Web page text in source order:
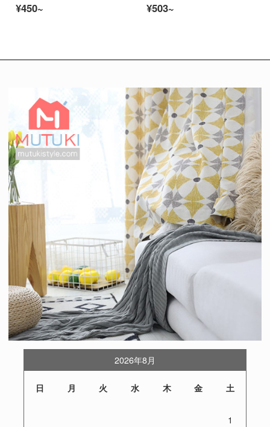
¥450~
¥503~
2026年8月
日 月 火 水 木 金 土
1